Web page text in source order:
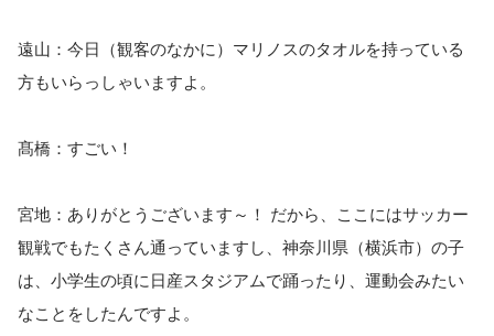
遠山：今日（観客のなかに）マリノスのタオルを持っている
方もいらっしゃいますよ。
髙橋：すごい！
宮地：ありがとうございます～！ だから、ここにはサッカー
観戦でもたくさん通っていますし、神奈川県（横浜市）の子
は、小学生の頃に日産スタジアムで踊ったり、運動会みたい
なことをしたんですよ。